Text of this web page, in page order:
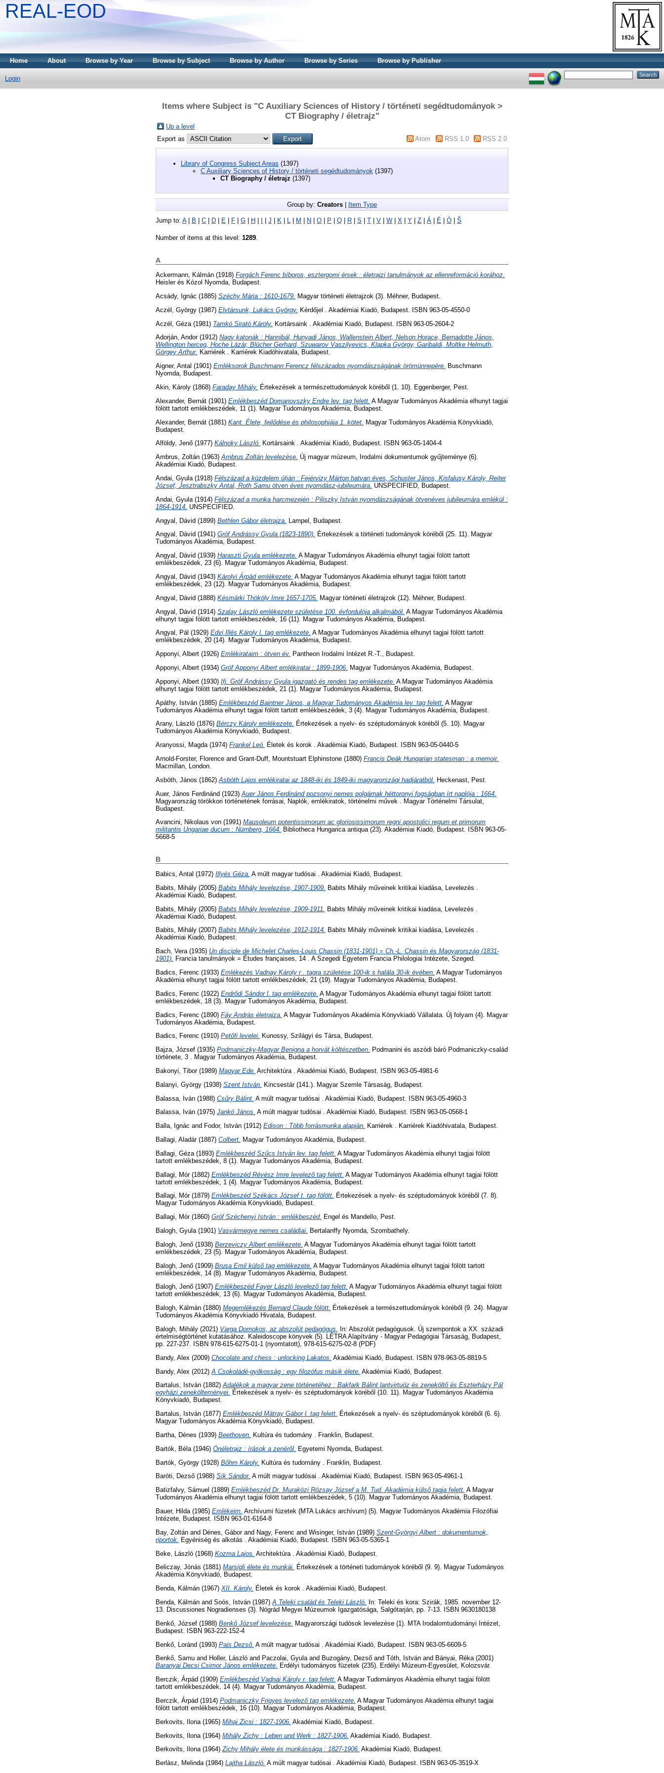
REAL-EOD
Home About Browse by Year Browse by Subject Browse by Author Browse by Series Browse by Publisher
Login
Items where Subject is "C Auxiliary Sciences of History / történeti segédtudományok >
CT Biography / életrajz"
Up a level
Export as
Atom RSS 1.0 RSS 2.0
Library of Congress Subject Areas (1397)
C Auxiliary Sciences of History / történeti segédtudományok (1397)
CT Biography / életrajz (1397)
Group by: Creators Item Type
Jump to: A| B C D E F G H J K L M N O P Q R S T V W X Y Z Á É Ó Š
Number of items at this level: 1289.
A
Ackermann, Kálmán (1918) Forgách Ferenc bíboros, esztergomi érsek : életrajzi tanulmányok az ellenreformáció korához.
Heisler és Kózol Nyomda, Budapest.
Acsády, Ignác (1885) Széchy Mária : 1610-1679.
Magyar történeti életrajzok (3). Méhner, Budapest.
Aczél, György (1987) Elvtársunk, Lukács György. Kérdőjel . Akadémiai Kiadó, Budapest. ISBN 963-05-4550-0
Aczél, Géza (1981) Tamkó Sirató Károly. Kortársaink . Akadémiai Kiadó, Budapest. ISBN 963-05-2604-2
Adorján, Andor(1912) Nagy katonák : Hannibál, Hunyadi János, Wallenstein Albert, Nelson Horace, Bernadotte János,
Wellington herceg, Hoche Lázár, Blücher Gerhard, Szuwarov Vaszilyevics, Klapka György, Garibaldi, Moltke Helmuth,
Görgey Arthur. Karriérek . Karriérek Kiadóhivatala, Budapest.
Aigner, Antal (1901) Emléksorok Buschmann Ferencz félszázados nyomdászságának örömünnepére. Buschmann
Nyomda, Budapest.
Akin, Károly (1868) Faraday Mihály. Értekezések a természettudományok köréből (1. 10). Eggenberger, Pest.
Alexander, Bernát (1901) Emlékbeszéd Domanovszky Endre lev. tag felett. A Magyar Tudományos Akadémia elhunyt tagjai
fölött tartott emlékbeszédek, 11 (1). Magyar Tudományos Akadémia, Budapest.
Alexander, Bernát (1881) Kant. Élete, fejlődése és philosophiája 1. kötet. Magyar Tudományos Akadémia Könyvkiadó,
Budapest.
Alföldy, Jenő (1977) Kálnoky László. Kortársaink . Akadémiai Kiadó, Budapest. ISBN 963-05-1404-4
Ambrus, Zoltán (1963)Ambrus Zoltán levelezése. Új magyar múzeum, Irodalmi dokumentumok gyűjteménye (6).
Akadémiai Kiadó, Budapest.
Andai, Gyula (1918) Félszázad a küzdelem útján : Fejérvizy Márton hatvan éves, Schuster János, Kisfalusy Károly, Reiter
József, Jesztrabszky Antal, Roth Samu ötven éves nyomdász-jubileumára. UNSPECIFIED, Budapest.
Andai, Gyula (1914) Félszázad a munka harcmezején : Piliszky István nyomdászságának ötvenéves jubileumára emlékül :
1864-1914. UNSPECIFIED.
Angyal, Dávid (1899) Bethlen Gábor életrajza. Lampel, Budapest.
Angyal, Dávid (1941) Gróf Andrássy Gyula (1823-1890). Értekezések a történeti tudományok köréből (25. 11). Magyar
Tudományos Akadémia, Budapest.
Angyal, Dávid (1939) Haraszti Gyula emlékezete. A Magyar Tudományos Akadémia elhunyt tagjai fölött tartott
emlékbeszédek, 23 (6). Magyar Tudományos Akadémia, Budapest.
Angyal, Dávid (1943) Károlyi Árpád emlékezete. A Magyar Tudományos Akadémia elhunyt tagjai fölött tartott
emlékbeszédek, 23 (12). Magyar Tudományos Akadémia, Budapest.
Angyal, Dávid (1888) Késmárki Thököly Imre 1657-1705. Magyar történeti életrajzok (12). Méhner, Budapest.
Angyal, Dávid (1914) Szalay László emlékezete születése 100. évfordulója alkalmából. A Magyar Tudományos Akadémia
elhunyt tagjai fölött tartott emlékbeszédek, 16 (11). Magyar Tudományos Akadémia, Budapest.
Angyal, Pál (1929) Edvi Illés Károly l. tag emlékezete. A Magyar Tudományos Akadémia elhunyt tagjai fölött tartott
emlékbeszédek, 20 (14). Magyar Tudományos Akadémia, Budapest.
Apponyi, Albert (1926) Emlékirataim : ötven év. Pantheon Irodalmi Intézet R.-T., Budapest.
Apponyi, Albert (1934) Gróf Apponyi Albert emlékiratai : 1899-1906.
Magyar Tudományos Akadémia, Budapest.
Apponyi, Albert (1930) Ifj. Gróf Andrássy Gyula igazgató és rendes tag emlékezete. A Magyar Tudományos Akadémia
elhunyt tagjai fölött tartott emlékbeszédek, 21 (1). Magyar Tudományos Akadémia, Budapest.
Apáthy, István (1885) Emlékbeszéd Baintner János, a Magyar Tudományos Akadémia lev. tag felett. A Magyar
Tudományos Akadémia elhunyt tagjai fölött tartott emlékbeszédek, 3 (4). Magyar Tudományos Akadémia, Budapest.
Arany, László (1876) Bérczy Károly emlékezete. Értekezések a nyelv- és széptudományok köréből (5. 10). Magyar
Tudományos Akadémia Könyvkiadó, Budapest.
Aranyossi, Magda(1974) Frankel Leó. Életek és korok . Akadémiai Kiadó, Budapest. ISBN 963-05-0440-5
Arnold-Forster, Florence and Grant-Duff, Mountstuart Elphinstone (1880) Francis Deák Hungarian statesman : a memoir.
Macmillan, London.
Asbóth, János (1862) Asbóth Lajos emlékiratai az 1848-iki és 1849-iki magyarországi hadjáratból. Heckenast, Pest.
Auer, János Ferdinánd (1923) Auer János Ferdinánd pozsonyi nemes polgárnak héttoronyi fogságban írt naplója : 1664.
Magyarország törökkori történetének forrásai, Naplók, emlékiratok, történelmi művek . Magyar Történelmi Társulat,
Budapest.
Avancini, Nikolaus von (1991) Mausoleum potentissimorum ac gloriosissimorum regni apostolici regum et primorum
militantis Ungariae ducum : Nürnberg, 1664. Bibliotheca Hungarica antiqua (23). Akadémiai Kiadó, Budapest. ISBN 963-05-
5668-5
B
Babics, Antal (1972) Illyés Géza. A múlt magyar tudósai . Akadémiai Kiadó, Budapest.
Babits, Mihály (2005) Babits Mihály levelezése, 1907-1909.
Babits Mihály műveinek kritikai kiadása, Levelezés .
Akadémiai Kiadó, Budapest.
Babits, Mihály (2005) Babits Mihály levelezése, 1909-1911.
Babits Mihály műveinek kritikai kiadása, Levelezés .
Akadémiai Kiadó, Budapest.
Babits, Mihály (2007) Babits Mihály levelezése, 1912-1914. Babits Mihály műveinek kritikai kiadása, Levelezés .
Akadémiai Kiadó, Budapest.
Bach, Vera(1935) Un disciple de Michelet Charles-Louis Chassin (1831-1901) = Ch.-L. Chassin és Magyarország (1831-
1901). Francia tanulmányok = Études françaises, 14 . A Szegedi Egyetem Francia Philologiai Intézete, Szeged.
Badics, Ferenc (1933) Emlékezés Vadnay Károly r . tagra születése 100-ik s halála 30-ik évében. A Magyar Tudományos
Akadémia elhunyt tagjai fölött tartott emlékbeszédek, 21 (19). Magyar Tudományos Akadémia, Budapest.
Badics, Ferenc (1922) Endrődi Sándor l. tag emlékezete. A Magyar Tudományos Akadémia elhunyt tagjai fölött tartott
emlékbeszédek, 18 (3). Magyar Tudományos Akadémia, Budapest.
Badics, Ferenc (1890) Fáy András életrajza. A Magyar Tudományos Akadémia Könyvkiadó Vállalata. Új folyam (4). Magyar
Tudományos Akadémia, Budapest.
Badics, Ferenc (1910) Petőfi levelei. Kunossy, Szilágyi és Társa, Budapest.
Bajza, József (1935) Podmaniczky-Magyar Benigna a horvát költészetben. Podmanini és aszódi báró Podmaniczky-család
története, 3 . Magyar Tudományos Akadémia, Budapest.
Bakonyi, Tibor(1989) Magyar Ede. Architektúra . Akadémiai Kiadó, Budapest. ISBN 963-05-4981-6
Balanyi, György (1938) Szent István.
Kincsestár (141.). Magyar Szemle Társaság, Budapest.
Balassa, Iván (1988) Csűry Bálint. A múlt magyar tudósai . Akadémiai Kiadó, Budapest. ISBN 963-05-4960-3
Balassa, Iván (1975) Jankó János. A múlt magyar tudósai . Akadémiai Kiadó, Budapest. ISBN 963-05-0568-1
Balla, Ignác and Fodor, István (1912) Edison : Több forrásmunka alapján. Karriérek . Karriérek Kiadóhivatala, Budapest.
Ballagi, Aladár(1887) Colbert. Magyar Tudományos Akadémia, Budapest.
Ballagi, Géza (1893) Emlékbeszéd Szűcs István lev. tag felett. A Magyar Tudományos Akadémia elhunyt tagjai fölött
tartott emlékbeszédek, 8 (1). Magyar Tudományos Akadémia, Budapest.
Ballagi, Mór(1882) Emlékbeszéd Révész Imre levelező tag felett. A Magyar Tudományos Akadémia elhunyt tagjai fölött
tartott emlékbeszédek, 1 (4). Magyar Tudományos Akadémia, Budapest.
Ballagi, Mór(1879) Emlékbeszéd Székács József t. tag fölött. Értekezések a nyelv- és széptudományok köréből (7. 8).
Magyar Tudományos Akadémia Könyvkiadó, Budapest.
Ballagi, Mór(1860) Gróf Széchenyi István : emlékbeszéd. Engel és Mandello, Pest.
Balogh, Gyula(1901) Vasvármegye nemes családjai. Bertalanffy Nyomda, Szombathely.
Balogh, Jenő (1938) Berzeviczy Albert emlékezete. A Magyar Tudományos Akadémia elhunyt tagjai fölött tartott
emlékbeszédek, 23 (5). Magyar Tudományos Akadémia, Budapest.
Balogh, Jenő (1909) Brusa Emil külső tag emlékezete. A Magyar Tudományos Akadémia elhunyt tagjai fölött tartott
emlékbeszédek, 14 (8). Magyar Tudományos Akadémia, Budapest.
Balogh, Jenő (1907) Emlékbeszéd Fayer László levelező tag felett. A Magyar Tudományos Akadémia elhunyt tagjai fölött
tartott emlékbeszédek, 13 (6). Magyar Tudományos Akadémia, Budapest.
Balogh, Kálmán (1880) Megemlékezés Bernard Claude fölött. Értekezések a természettudományok köréből (9. 24). Magyar
Tudományos Akadémia Könyvkiadó Hivatala, Budapest.
Balogh, Mihály (2021) Varga Domokos, az abszolút pedagógus.
In: Abszolút pedagógusok. Új szempontok a XX. századi
értelmiségtörténet kutatásához. Kaleidoscope könyvek (5). LÉTRA Alapítvány - Magyar Pedagógiai Társaság, Budapest,
pp. 227-237. ISBN 978-615-6275-01-1 (nyomtatott), 978-615-6275-02-8 (PDF)
Bandy, Alex (2009) Chocolate and chess : unlocking Lakatos. Akadémiai Kiadó, Budapest. ISBN 978-963-05-8819-5
Bandy, Alex (2012) A Csokoládé-gyilkosság : egy filozófus másik élete. Akadémiai Kiadó, Budapest.
Bartalus, István (1882)Adalékok a magyar zene történetéhez : Bakfark Bálint lantvirtuóz és zeneköltő és Eszterházy Pál
egyházi zenekölteményei. Értekezések a nyelv- és széptudományok köréből (10. 11). Magyar Tudományos Akadémia
Könyvkiadó, Budapest.
Bartalus, István (1877) Emlékbeszéd Mátray Gábor l. tag felett. Értekezések a nyelv- és széptudományok köréből (6. 6).
Magyar Tudományos Akadémia Könyvkiadó, Budapest.
Bartha, Dénes (1939) Beethoven. Kultúra és tudomány . Franklin, Budapest.
Bartók, Béla (1946) Önéletrajz : írások a zenéről.
Egyetemi Nyomda, Budapest.
Bartók, György (1928) Bőhm Károly. Kultúra és tudomány . Franklin, Budapest.
Baróti, Dezső (1988) Sík Sándor. A múlt magyar tudósai . Akadémiai Kiadó, Budapest. ISBN 963-05-4961-1
Batizfalvy, Sámuel (1889) Emlékbeszéd Dr. Muraközi Rózsay József a M. Tud. Akadémia külső tagja felett. A Magyar
Tudományos Akadémia elhunyt tagjai fölött tartott emlékbeszédek, 5 (10). Magyar Tudományos Akadémia, Budapest.
Bauer, Hilda (1985) Emlékeim. Archívumi füzetek (MTA Lukács archívum) (5). Magyar Tudományos Akadémia Filozófiai
Intézete, Budapest. ISBN 963-01-6164-8
Bay, Zoltán and Dénes, Gáborand Nagy, Ferenc and Wisinger, István (1989) Szent-Györgyi Albert : dokumentumok,
riportok.
Egyéniség és alkotás . Akadémiai Kiadó, Budapest. ISBN 963-05-5365-1
Beke, László (1968) Kozma Lajos. Architektúra . Akadémiai Kiadó, Budapest.
Beliczay, Jónás (1881) Marsigli élete és munkái. Értekezések a történeti tudományok köréből (9. 9). Magyar Tudományos
Akadémia Könyvkiadó, Budapest.
Benda, Kálmán (1967) XII. Károly. Életek és korok . Akadémiai Kiadó, Budapest.
Benda, Kálmán and Soós, István (1987) A Teleki család és Teleki László.
In: Teleki és kora: Szirák, 1985. november 12-
13. Discussiones Nogradienses (3). Nógrád Megyei Múzeumok Igazgatósága, Salgótarján, pp. 7-13. ISBN 9630180138
Benkő, József (1988) Benkő József levelezése.
Magyarországi tudósok levelezése (1). MTA Irodalomtudományi Intézet,
Budapest. ISBN 963-222-152-4
Benkő, Loránd (1993) Pais Dezső. A múlt magyar tudósai . Akadémiai Kiadó, Budapest. ISBN 963-05-6609-5
Benkő, Samu and Holler, László and Paczolai, Gyulaand Buzogány, Dezső and Tóth, István and Bányai, Réka(2001)
Baranyai Decsi Csimor János emlékezete. Erdélyi tudományos füzetek (235). Erdélyi Múzeum-Egyesület, Kolozsvár.
Berczik, Árpád (1909) Emlékbeszéd Vadnai Károly r. tag felett. A Magyar Tudományos Akadémia elhunyt tagjai fölött
tartott emlékbeszédek, 14 (4). Magyar Tudományos Akadémia, Budapest.
Berczik, Árpád (1914) Podmaniczky Frigyes levelező tag emlékezete. A Magyar Tudományos Akadémia elhunyt tagjai
fölött tartott emlékbeszédek, 16 (10). Magyar Tudományos Akadémia, Budapest.
Berkovits, Ilona (1965) Mihaj Zicsi : 1827-1906. Akadémiai Kiadó, Budapest.
Berkovits, Ilona (1964) Mihály Zichy : Leben und Werk : 1827-1906. Akadémiai Kiadó, Budapest.
Berkovits, Ilona(1964)Zichy Mihály élete és munkássága : 1827-1906. Akadémiai Kiadó, Budapest.
Berlász, Melinda(1984) Lajtha László. A múlt magyar tudósai . Akadémiai Kiadó, Budapest. ISBN 963-05-3519-X